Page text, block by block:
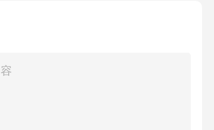
机制，确保事件得到及时、妥
理制度，明确各部门职责，确